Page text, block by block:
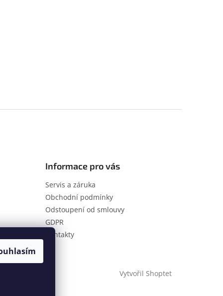
Informace pro vás
Servis a záruka
Obchodní podmínky
Odstoupení od smlouvy
GDPR
Kontakty
Vytvořil Shoptet